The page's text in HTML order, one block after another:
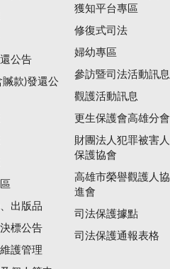
公告
贓款)發還公
出版品
標公告
護管理
獲知平台專區
修復式司法
婦幼專區
參訪暨司法活動訊息
觀護活動訊息
更生保護會高雄分會
財團法人犯罪被害人
保護協會
高雄市榮譽觀護人協
進會
司法保護據點
司法保護通報表格